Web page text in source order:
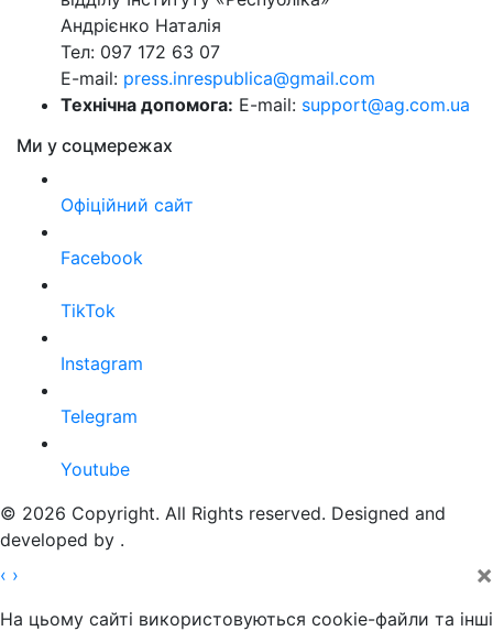
Андрієнко Наталія
Тел: 097 172 63 07
E-mail: press.inrespublica@gmail.com
Технічна допомога: E-mail: support@ag.com.ua
Ми у соцмережах
Офіційний сайт
Facebook
TikTok
Instagram
Telegram
Youtube
© 2026 Copyright. All Rights reserved. Designed and
developed by .
‹ › ×
На цьому сайті використовуються cookie-файли та інші